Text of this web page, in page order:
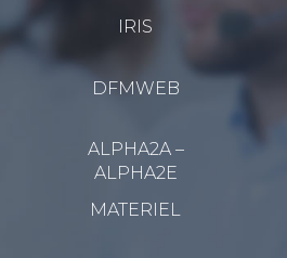
IRIS
DFMWEB
ALPHA2A –
ALPHA2E
MATERIEL